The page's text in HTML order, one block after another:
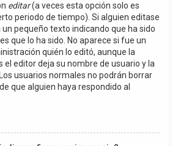
editar(a veces esta opción solo es
periodo de tiempo). Si alguien editase
pequeño texto indicando que ha sido
que lo ha sido. No aparece si fue un
quién lo editó, aunque la
el editor deja su nombre de usuario y la
usuarios normales no podrán borrar
que alguien haya respondido al